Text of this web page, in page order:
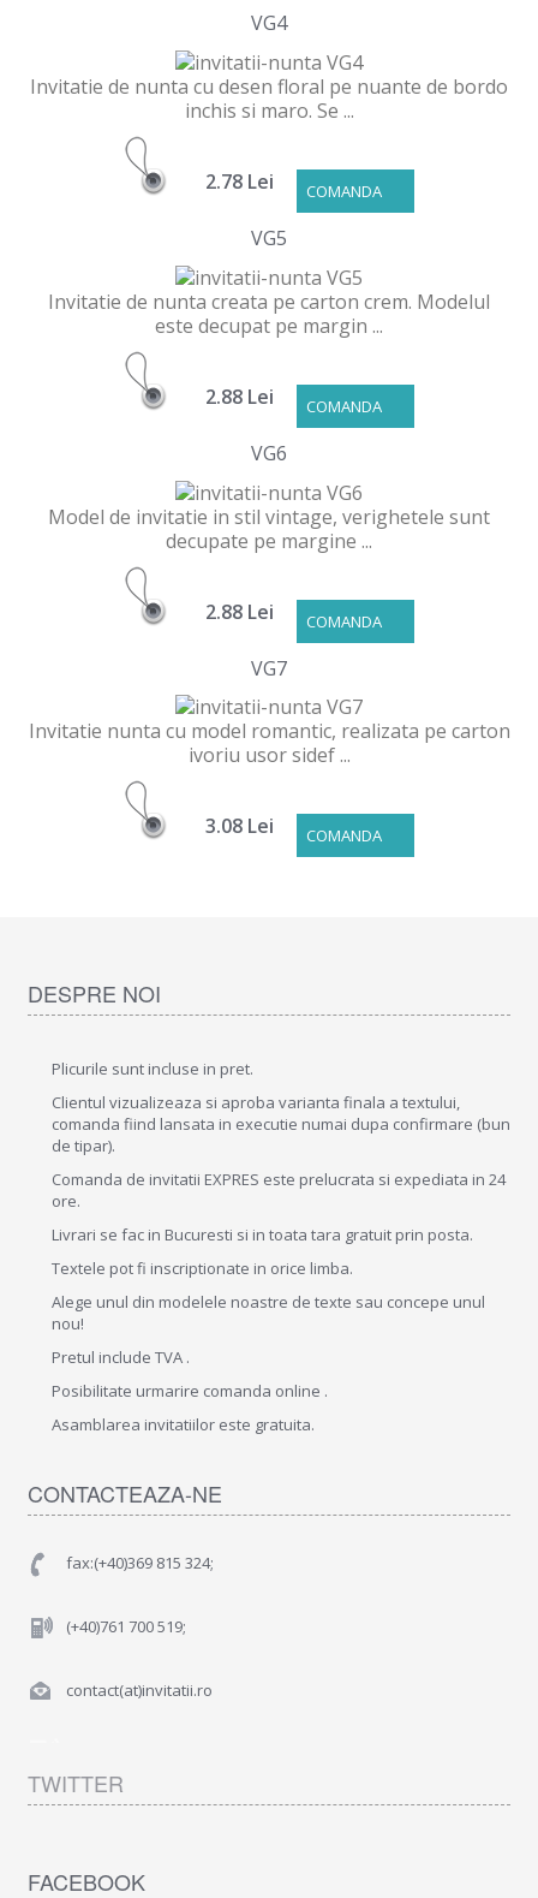
VG4
Invitatie de nunta cu desen floral pe nuante de bordo
inchis si maro. Se ...
COMANDA
2.78 Lei
VG5
Invitatie de nunta creata pe carton crem. Modelul
este decupat pe margin ...
COMANDA
2.88 Lei
VG6
Model de invitatie in stil vintage, verighetele sunt
decupate pe margine ...
COMANDA
2.88 Lei
VG7
Invitatie nunta cu model romantic, realizata pe carton
ivoriu usor sidef ...
COMANDA
3.08 Lei
DESPRE NOI
Plicurile sunt incluse in pret.
Clientul vizualizeaza si aproba varianta finala a textului,
comanda fiind lansata in executie numai dupa confirmare (bun
de tipar).
Comanda de invitatii EXPRES este prelucrata si expediata in 24
ore.
Livrari se fac in Bucuresti si in toata tara gratuit prin posta.
Textele pot fi inscriptionate in orice limba.
Alege unul din modelele noastre de texte sau concepe unul
nou!
Pretul include TVA .
Posibilitate urmarire comanda online .
Asamblarea invitatiilor este gratuita.
CONTACTEAZA-NE
fax:(+40)369 815 324;
(+40)761 700 519;
contact(at)invitatii.ro
TWITTER
FACEBOOK